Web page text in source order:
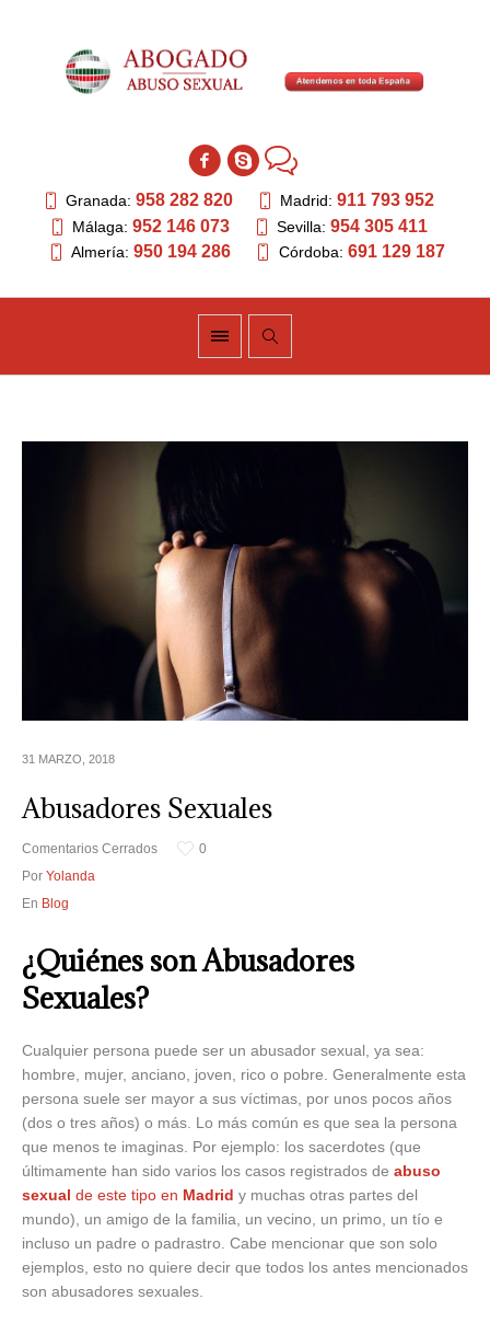
Granada: 958 282 820 Madrid: 911 793 952
Málaga: 952 146 073 Sevilla: 954 305 411
Almería:950 194 286 Córdoba: 691 129 187
31 MARZO, 2018
Abusadores Sexuales
Comentarios Cerrados
0
Por Yolanda
En Blog
¿Quiénes son Abusadores
Sexuales?
Cualquier persona puede ser un abusador sexual, ya sea:
hombre, mujer, anciano, joven, rico o pobre. Generalmente esta
persona suele ser mayor a sus víctimas, por unos pocos años
(dos o tres años) o más. Lo más común es que sea la persona
que menos te imaginas. Por ejemplo: los sacerdotes (que
últimamente han sido varios los casos registrados de abuso
sexual de este tipo en Madrid y muchas otras partes del
mundo), un amigo de la familia, un vecino, un primo, un tío e
incluso un padre o padrastro. Cabe mencionar que son solo
ejemplos, esto no quiere decir que todos los antes mencionados
son abusadores sexuales.